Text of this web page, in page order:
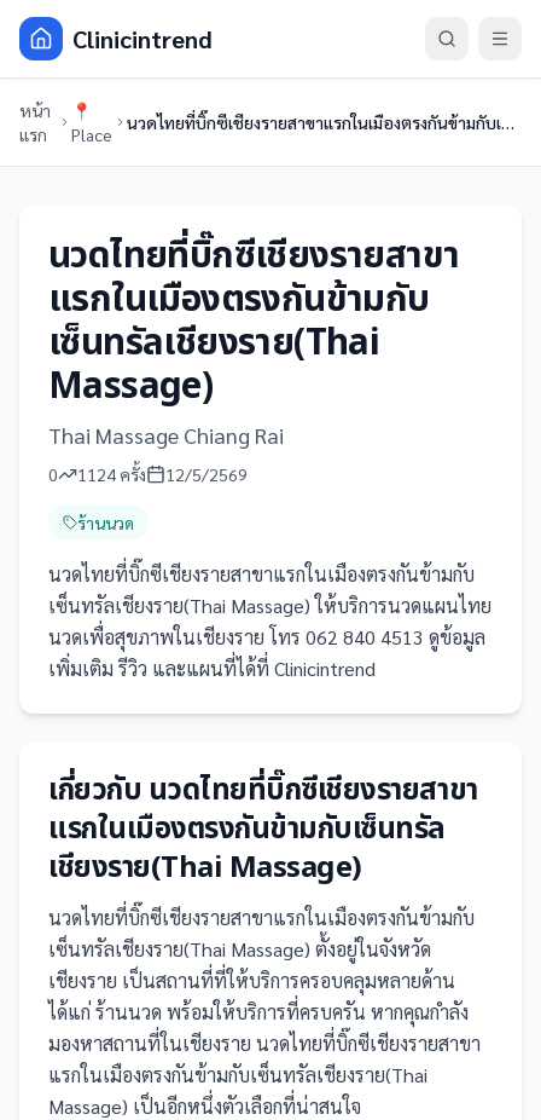
Clinicintrend
หน้า
แรก
📍
Place
นวดไทยที่บิ๊กซีเชียงรายสาขาแรกในเมืองตรงกันข้ามกับเซ็นทรัลเชียงราย(Thai Massage)
นวดไทยที่บิ๊กซีเชียงรายสาขา
แรกในเมืองตรงกันข้ามกับ
เซ็นทรัลเชียงราย(Thai
Massage)
Thai Massage Chiang Rai
0 1124 ครั้ง 12/5/2569
ร้านนวด
นวดไทยที่บิ๊กซีเชียงรายสาขาแรกในเมืองตรงกันข้ามกับ
เซ็นทรัลเชียงราย(Thai Massage) ให้บริการนวดแผนไทย
นวดเพื่อสุขภาพในเชียงราย โทร 062 840 4513 ดูข้อมูล
เพิ่มเติม รีวิว และแผนที่ได้ที่ Clinicintrend
เกี่ยวกับ นวดไทยที่บิ๊กซีเชียงรายสาขา
แรกในเมืองตรงกันข้ามกับเซ็นทรัล
เชียงราย(Thai Massage)
นวดไทยที่บิ๊กซีเชียงรายสาขาแรกในเมืองตรงกันข้ามกับ
เซ็นทรัลเชียงราย(Thai Massage) ตั้งอยู่ในจังหวัด
เชียงราย เป็นสถานที่ที่ให้บริการครอบคลุมหลายด้าน
ได้แก่ ร้านนวด พร้อมให้บริการที่ครบครัน หากคุณกำลัง
มองหาสถานที่ในเชียงราย นวดไทยที่บิ๊กซีเชียงรายสาขา
แรกในเมืองตรงกันข้ามกับเซ็นทรัลเชียงราย(Thai
Massage) เป็นอีกหนึ่งตัวเลือกที่น่าสนใจ